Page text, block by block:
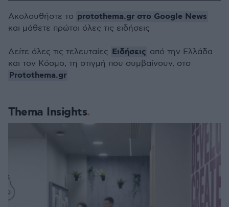
Thema Insights
Ακολουθήστε το protothema.gr στο Google News
και μάθετε πρώτοι όλες τις ειδήσεις
Δείτε όλες τις τελευταίες Ειδήσεις από την Ελλάδα
και τον Κόσμο, τη στιγμή που συμβαίνουν, στο
Protothema.gr